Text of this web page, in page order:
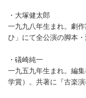
・大塚健太郎
一九九八年生まれ。劇
ひ」にて全公演の脚本・
・礒崎純一
一九五九年生まれ。編
学賞）。共著に『古楽